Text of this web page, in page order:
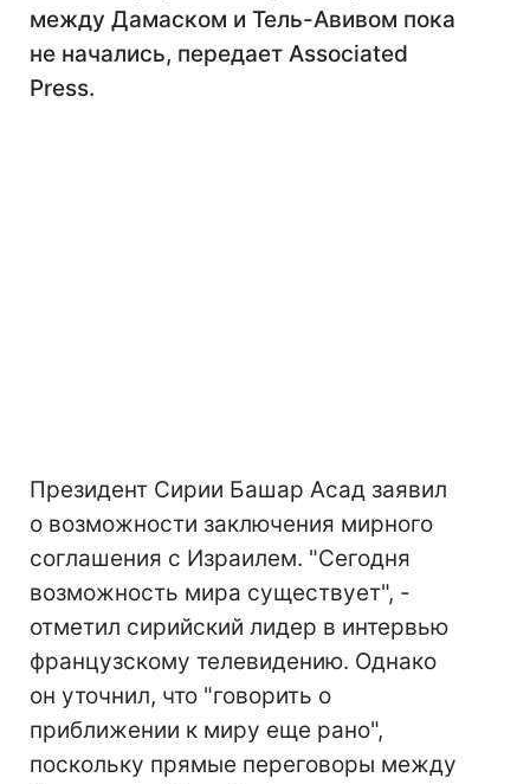
между Дамаском и Тель-Авивом пока
не начались, передает Associated
Press.
Президент Сирии Башар Асад заявил
о возможности заключения мирного
соглашения с Израилем. "Сегодня
возможность мира существует", -
отметил сирийский лидер в интервью
французскому телевидению. Однако
он уточнил, что "говорить о
приближении к миру еще рано",
поскольку прямые переговоры между